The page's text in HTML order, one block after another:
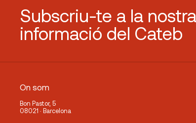
Subscriu-te a la
informació del Cateb
On som
Bon Pastor, 5
08021 · Barcelona